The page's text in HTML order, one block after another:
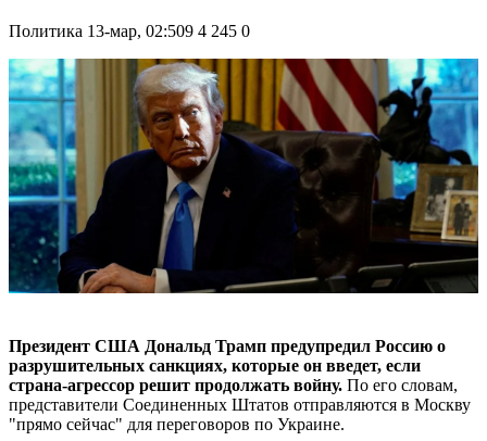
Политика 13-мар, 02:509 4 245 0
Президент США Дональд Трамп предупредил Россию о
разрушительных санкциях, которые он введет, если
страна-агрессор решит продолжать войну. По его словам,
представители Соединенных Штатов отправляются в Москву
"прямо сейчас" для переговоров по Украине.